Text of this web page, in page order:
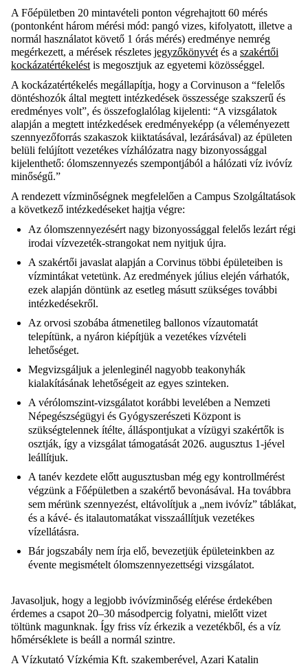
A Főépületben 20 mintavételi ponton végrehajtott 60 mérés
(pontonként három mérési mód: pangó vizes, kifolyatott, illetve a
normál használatot követő 1 órás mérés) eredménye nemrég
megérkezett, a mérések részletes jegyzőkönyvét és a szakértői
kockázatértékelést is megosztjuk az egyetemi közösséggel.
A kockázatértékelés megállapítja, hogy a Corvinuson a “felelős
döntéshozók által megtett intézkedések összessége szakszerű és
eredményes volt”, és összefoglalólag kijelenti: “A vizsgálatok
alapján a megtett intézkedések eredményeképp (a véleményezett
szennyezőforrás szakaszok kiiktatásával, lezárásával) az épületen
belüli felújított vezetékes vízhálózatra nagy bizonyossággal
kijelenthető: ólomszennyezés szempontjából a hálózati víz ivóvíz
minőségű.”
A rendezett vízminőségnek megfelelően a Campus Szolgáltatások
a következő intézkedéseket hajtja végre:
Az ólomszennyezésért nagy bizonyossággal felelős lezárt régi
irodai vízvezeték-strangokat nem nyitjuk újra.
A szakértői javaslat alapján a Corvinus többi épületeiben is
vízmintákat vetetünk. Az eredmények július elején várhatók,
ezek alapján döntünk az esetleg másutt szükséges további
intézkedésekről.
Az orvosi szobába átmenetileg ballonos vízautomatát
telepítünk, a nyáron kiépítjük a vezetékes vízvételi
lehetőséget.
Megvizsgáljuk a jelenleginél nagyobb teakonyhák
kialakításának lehetőségeit az egyes szinteken.
A vérólomszint-vizsgálatot korábbi levelében a Nemzeti
Népegészségügyi és Gyógyszerészeti Központ is
szükségtelennek ítélte, álláspontjukat a vízügyi szakértők is
osztják, így a vizsgálat támogatását 2026. augusztus 1-jével
leállítjuk.
A tanév kezdete előtt augusztusban még egy kontrollmérést
végzünk a Főépületben a szakértő bevonásával. Ha továbbra
sem mérünk szennyezést, eltávolítjuk a „nem ivóvíz” táblákat,
és a kávé- és italautomatákat visszaállítjuk vezetékes
vízellátásra.
Bár jogszabály nem írja elő, bevezetjük épületeinkben az
évente megismételt ólomszennyezettségi vizsgálatot.
Javasoljuk, hogy a legjobb ivóvízminőség elérése érdekében
érdemes a csapot 20–30 másodpercig folyatni, mielőtt vizet
töltünk magunknak. Így friss víz érkezik a vezetékből, és a víz
hőmérséklete is beáll a normál szintre.
A Vízkutató Vízkémia Kft. szakemberével, Azari Katalin